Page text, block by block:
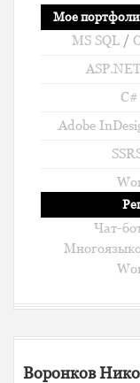
Мое
MS SQL/
ASP.NET
C#
Adobe
Чат-
Воронков